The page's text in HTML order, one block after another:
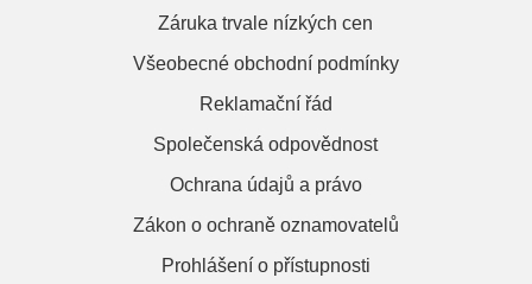
Záruka trvale nízkých cen
Všeobecné obchodní podmínky
Reklamační řád
Společenská odpovědnost
Ochrana údajů a právo
Zákon o ochraně oznamovatelů
Prohlášení o přístupnosti